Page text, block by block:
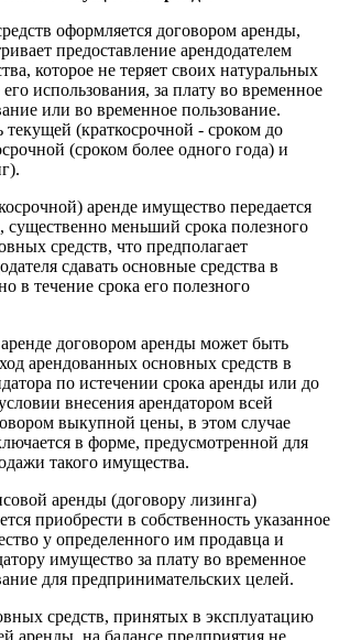
оформляется договором аренды,
предоставление арендодателем
которое не теряет своих натуральных
использования, за плату во временное
или во временное пользование.
(краткосрочной - сроком до
(сроком более одного года) и
аренде имущество передается
существенно меньший срока полезного
средств, что предполагает
сдавать основные средства в
в течение срока его полезного
договором аренды может быть
арендованных основных средств в
по истечении срока аренды или до
внесения арендатором всей
выкупной цены, в этом случае
в форме, предусмотренной для
такого имущества.
аренды (договору лизинга)
приобрести в собственность указанное
у определенного им продавца и
имущество за плату во временное
для предпринимательских целей.
средств, принятых в эксплуатацию
аренды, на балансе предприятия не